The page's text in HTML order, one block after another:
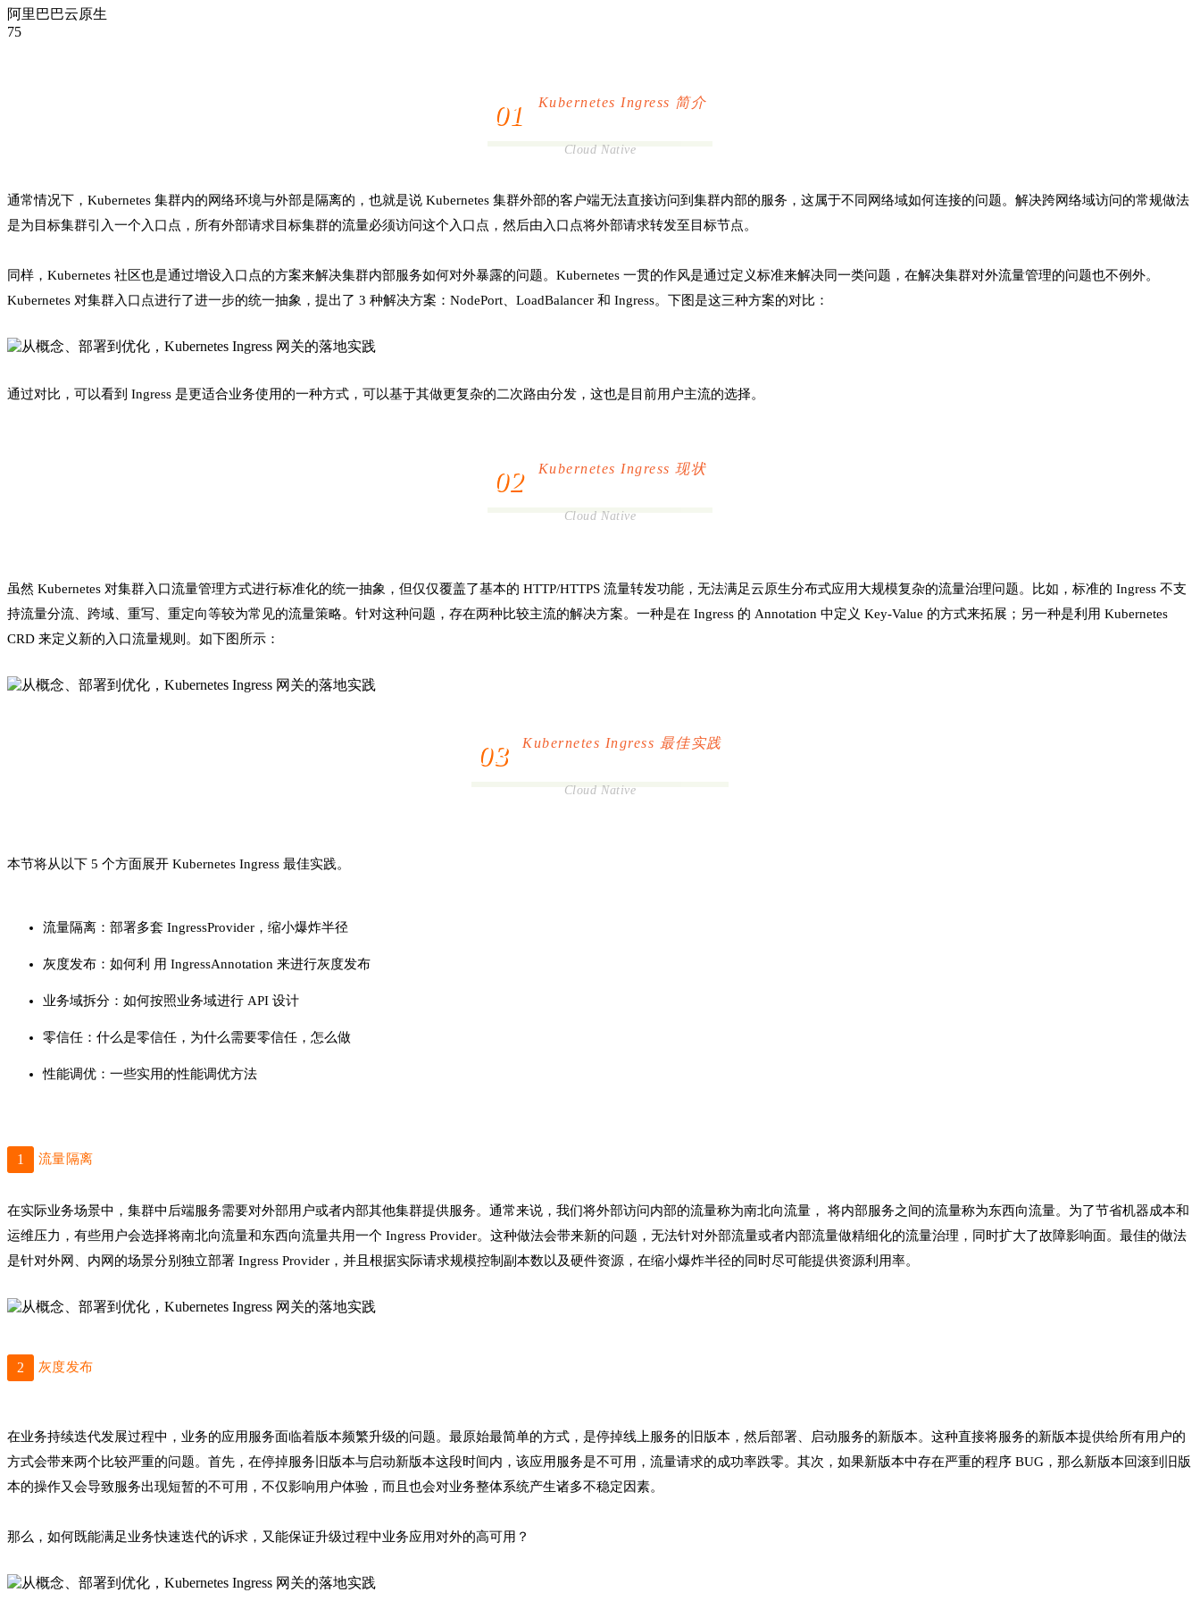
阿里巴巴云原生
75
01 Kubernetes Ingress 简介
Cloud Native
通常情况下，Kubernetes 集群内的网络环境与外部是隔离的，也就是说 Kubernetes 集群外部的客户端无法直接访问到集群内部的服务，这属于不同网络域如何连接的问题。解决跨网络域访问的常规做法
是为目标集群引入一个入口点，所有外部请求目标集群的流量必须访问这个入口点，然后由入口点将外部请求转发至目标节点。
同样，Kubernetes 社区也是通过增设入口点的方案来解决集群内部服务如何对外暴露的问题。Kubernetes 一贯的作风是通过定义标准来解决同一类问题，在解决集群对外流量管理的问题也不例外。
Kubernetes 对集群入口点进行了进一步的统一抽象，提出了 3 种解决方案：NodePort、LoadBalancer 和 Ingress。下图是这三种方案的对比：
通过对比，可以看到 Ingress 是更适合业务使用的一种方式，可以基于其做更复杂的二次路由分发，这也是目前用户主流的选择。
02 Kubernetes Ingress 现状
Cloud Native
虽然 Kubernetes 对集群入口流量管理方式进行标准化的统一抽象，但仅仅覆盖了基本的 HTTP/HTTPS 流量转发功能，无法满足云原生分布式应用大规模复杂的流量治理问题。比如，标准的 Ingress 不支
持流量分流、跨域、重写、重定向等较为常见的流量策略。针对这种问题，存在两种比较主流的解决方案。一种是在 Ingress 的 Annotation 中定义 Key-Value 的方式来拓展；另一种是利用 Kubernetes
CRD 来定义新的入口流量规则。如下图所示：
03 Kubernetes Ingress 最佳实践
Cloud Native
本节将从以下 5 个方面展开 Kubernetes Ingress 最佳实践。
流量隔离：部署多套 IngressProvider，缩小爆炸半径
灰度发布：如何利 用 IngressAnnotation 来进行灰度发布
业务域拆分：如何按照业务域进行 API 设计
零信任：什么是零信任，为什么需要零信任，怎么做
性能调优：一些实用的性能调优方法
1 流量隔离
在实际业务场景中，集群中后端服务需要对外部用户或者内部其他集群提供服务。通常来说，我们将外部访问内部的流量称为南北向流量， 将内部服务之间的流量称为东西向流量。为了节省机器成本和
运维压力，有些用户会选择将南北向流量和东西向流量共用一个 Ingress Provider。这种做法会带来新的问题，无法针对外部流量或者内部流量做精细化的流量治理，同时扩大了故障影响面。最佳的做法
是针对外网、内网的场景分别独立部署 Ingress Provider，并且根据实际请求规模控制副本数以及硬件资源，在缩小爆炸半径的同时尽可能提供资源利用率。
2 灰度发布
在业务持续迭代发展过程中，业务的应用服务面临着版本频繁升级的问题。最原始最简单的方式，是停掉线上服务的旧版本，然后部署、启动服务的新版本。这种直接将服务的新版本提供给所有用户的
方式会带来两个比较严重的问题。首先，在停掉服务旧版本与启动新版本这段时间内，该应用服务是不可用，流量请求的成功率跌零。其次，如果新版本中存在严重的程序 BUG，那么新版本回滚到旧版
本的操作又会导致服务出现短暂的不可用，不仅影响用户体验，而且也会对业务整体系统产生诸多不稳定因素。
那么，如何既能满足业务快速迭代的诉求，又能保证升级过程中业务应用对外的高可用？